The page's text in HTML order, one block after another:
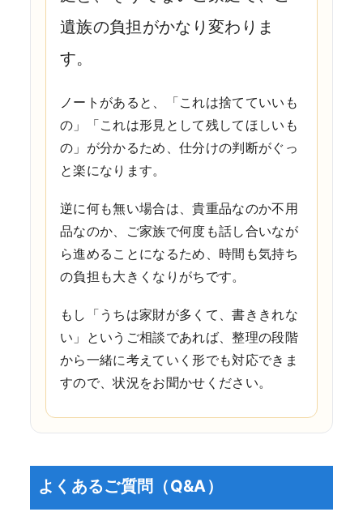
遺族の負担がかなり変わりま
す。
ノートがあると、「これは捨てていいも
の」「これは形見として残してほしいも
の」が分かるため、仕分けの判断がぐっ
と楽になります。
逆に何も無い場合は、貴重品なのか不用
品なのか、ご家族で何度も話し合いなが
ら進めることになるため、時間も気持ち
の負担も大きくなりがちです。
もし「うちは家財が多くて、書ききれな
い」というご相談であれば、整理の段階
から一緒に考えていく形でも対応できま
すので、状況をお聞かせください。
よくあるご質問（Q&A）